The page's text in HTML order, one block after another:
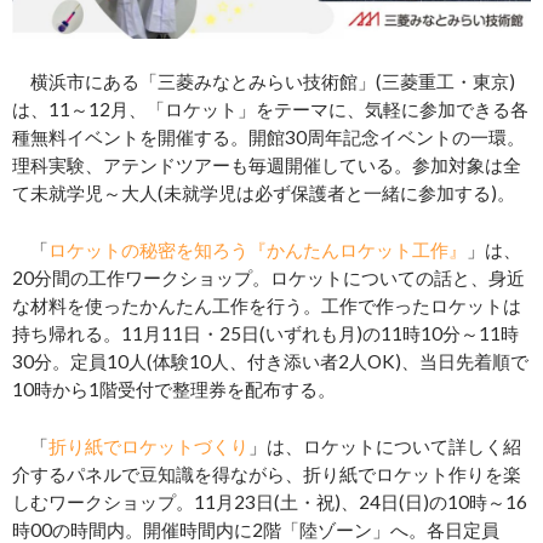
横浜市にある「三菱みなとみらい技術館」(三菱重工・東京)
は、11～12月、「ロケット」をテーマに、気軽に参加できる各
種無料イベントを開催する。開館30周年記念イベントの一環。
理科実験、アテンドツアーも毎週開催している。参加対象は全
て未就学児～大人(未就学児は必ず保護者と一緒に参加する)。
「ロケットの秘密を知ろう『かんたんロケット工作』
」は、
20分間の工作ワークショップ。ロケットについての話と、身近
な材料を使ったかんたん工作を行う。工作で作ったロケットは
持ち帰れる。11月11日・25日(いずれも月)の11時10分～11時
30分。定員10人(体験10人、付き添い者2人OK)、当日先着順で
10時から1階受付で整理券を配布する。
「折り紙でロケットづくり 」は、ロケットについて詳しく紹
介するパネルで豆知識を得ながら、折り紙でロケット作りを楽
しむワークショップ。11月23日(土・祝)、24日(日)の10時～16
時00の時間内。開催時間内に2階「陸ゾーン」へ。各日定員